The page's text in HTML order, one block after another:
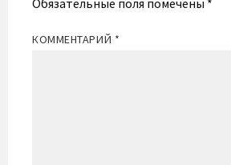
Обязательные поля помечены *
КОММЕНТАРИЙ *